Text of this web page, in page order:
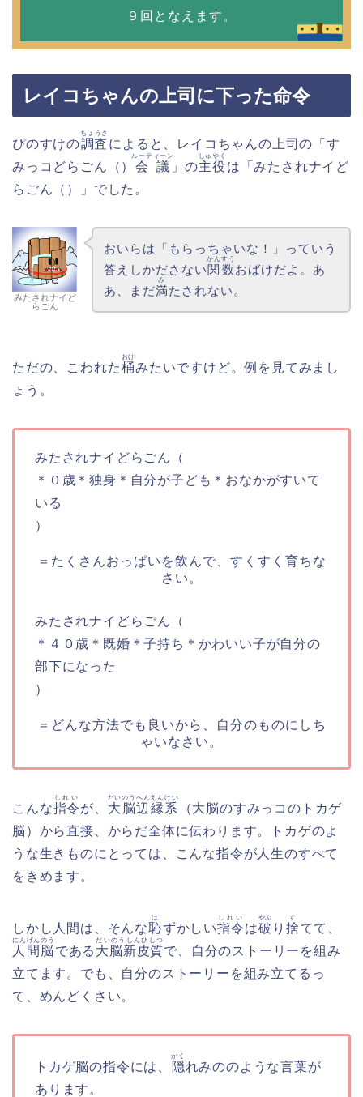
９回となえます。
レイコちゃんの上司に下った命令
ぴのすけの調査
ちょうさ
によると、レイコちゃんの上司の「す
みっコどらごん（） 会議
ルーティーン
」の主役
しゅやく
は「みたされナイど
らごん（）」でした。
みたされナイど
らごん
おいらは「もらっちゃいな！」っていう
答えしかださない関数
かんすう
おばけだよ。あ
あ、まだ満
み
たされない。
ただの、こわれた桶
おけ
みたいですけど。例を見てみまし
ょう。
みたされナイどらごん（
＊０歳＊独身＊自分が子ども＊おなかがすいて
いる
）
＝たくさんおっぱいを飲んで、すくすく育ちな
さい。
みたされナイどらごん（
＊４０歳＊既婚＊子持ち＊かわいい子が自分の
部下になった
）
＝どんな方法でも良いから、自分のものにしち
ゃいなさい。
こんな指令
しれい
が、 大脳辺縁系
だいのうへんえんけい
（大脳のすみっコのトカゲ
脳）から直接、からだ全体に伝わります。トカゲのよ
うな生きものにとっては、こんな指令が人生のすべて
をきめます。
しかし人間は、そんな恥
は
ずかしい指令
しれい
は破
やぶ
り 捨
す
てて、
人間脳
にんげんのう
である 大脳新皮質
だいのうしんひしつ
で、自分のストーリーを組み
立てます。でも、自分のストーリーを組み立てるっ
て、めんどくさい。
トカゲ脳の指令には、 隠
かく
れみののような言葉が
あります。